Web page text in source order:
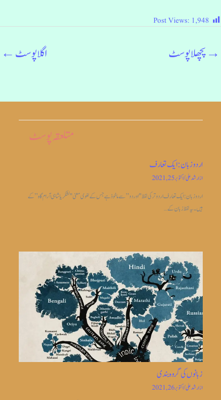
Post Views: 1,948
→پچھلا پوسٹ اگلا پوسٹ←
متلعقہ پوسٹ
اردو زبان: ایک تعارف
ازارشد علی/اکتوبر 25, 2021
اردو زبان: ایک تعارف اردو ترکی لفظ "اوردو” سے ماخوذ ہے جس کے لغوی معنی "لشکریا شاہی آرام گاہ” کے
ہیں۔ یہ لفظ زبان کے…
زبانوں کی گروہ بندی
ازارشد علی/اکتوبر 26, 2021